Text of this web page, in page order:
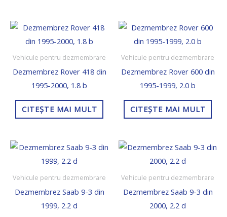
Vehicule pentru dezmembrare
Dezmembrez Rover 418 din
1995-2000, 1.8 b
CITEȘTE MAI MULT
Vehicule pentru dezmembrare
Dezmembrez Rover 600 din
1995-1999, 2.0 b
CITEȘTE MAI MULT
Vehicule pentru dezmembrare
Dezmembrez Saab 9-3 din
1999, 2.2 d
Vehicule pentru dezmembrare
Dezmembrez Saab 9-3 din
2000, 2.2 d